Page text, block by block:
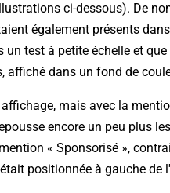
ci-dessous). De
également présents
un test à petite échelle et
affiché dans un fond de
mais avec la
encore un peu plus
« Sponsorisé »,
positionnée à gauche de